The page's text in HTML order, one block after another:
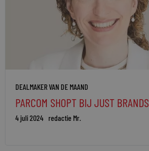
DEALMAKER VAN DE MAAND
PARCOM SHOPT BIJ JUST BRANDS
4 juli 2024 redactie Mr.